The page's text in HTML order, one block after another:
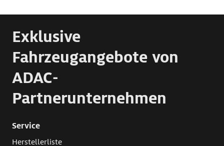
Exklusive
Fahrzeugangebote von
ADAC-
Partnerunternehmen
Service
Herstellerliste